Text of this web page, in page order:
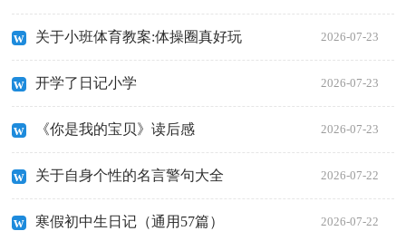
关于小班体育教案:体操圈真好玩 2026-07-23
开学了日记小学 2026-07-23
《你是我的宝贝》读后感 2026-07-23
关于自身个性的名言警句大全 2026-07-22
寒假初中生日记（通用57篇） 2026-07-22